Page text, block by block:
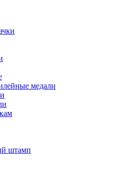
медали
штамп